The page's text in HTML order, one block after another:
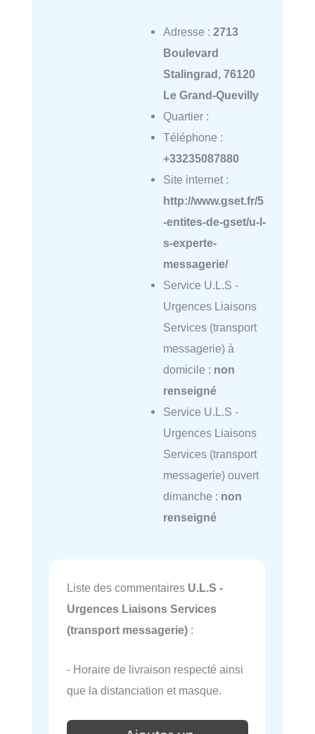
Adresse : 2713
Boulevard
Stalingrad, 76120
Le Grand-Quevilly
Quartier :
Téléphone :
+33235087880
Site internet :
http://www.gset.fr/5
-entites-de-gset/u-l-
s-experte-
messagerie/
Service U.L.S -
Urgences Liaisons
Services (transport
messagerie) à
domicile : non
renseigné
Service U.L.S -
Urgences Liaisons
Services (transport
messagerie) ouvert
dimanche : non
renseigné
Liste des commentaires U.L.S -
Urgences Liaisons Services
(transport messagerie) :
- Horaire de livraison respecté ainsi
que la distanciation et masque.